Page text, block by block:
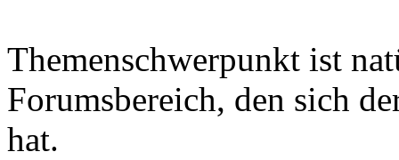
Themenschwerpunkt ist
Forumsbereich, den sich
hat.